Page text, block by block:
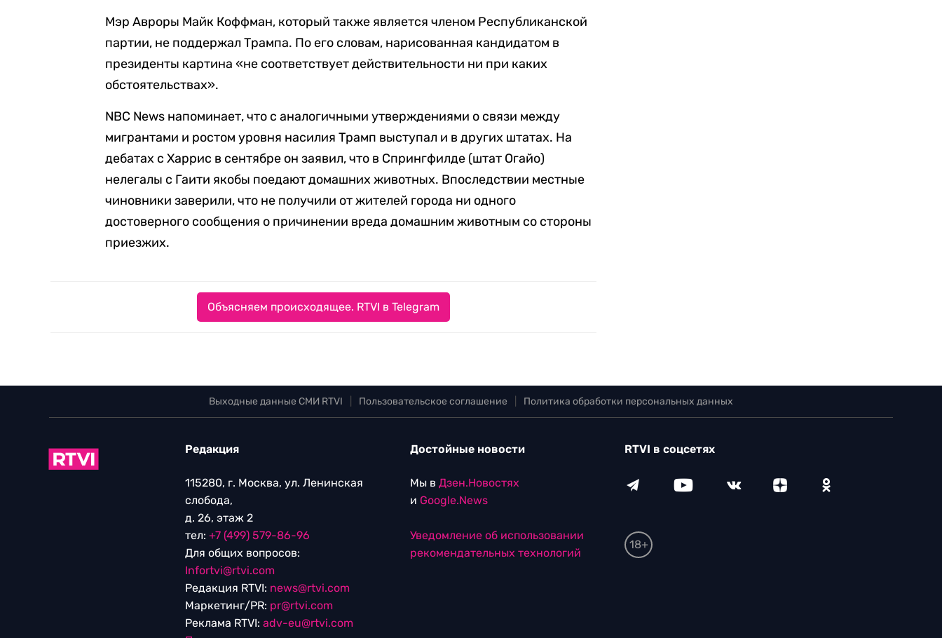
Мэр Авроры Майк Коффман, который также является членом Республиканской
партии, не поддержал Трампа. По его словам, нарисованная кандидатом в
президенты картина «не соответствует действительности ни при каких
обстоятельствах».
NBC News напоминает, что с аналогичными утверждениями о связи между
мигрантами и ростом уровня насилия Трамп выступал и в других штатах. На
дебатах с Харрис в сентябре он заявил, что в Спрингфилде (штат Огайо)
нелегалы с Гаити якобы поедают домашних животных. Впоследствии местные
чиновники заверили, что не получили от жителей города ни одного
достоверного сообщения о причинении вреда домашним животным со стороны
приезжих.
Объясняем происходящее. RTVI в Telegram
Выходные данные СМИ RTVI Пользовательское соглашение Политика обработки персональных данных
Редакция
115280, г. Москва, ул. Ленинская
слобода,
д. 26, этаж 2
тел: +7 (499) 579-86-96
Для общих вопросов:
Infortvi@rtvi.com
Редакция RTVI: news@rtvi.com
Маркетинг/PR: pr@rtvi.com
Реклама RTVI: adv-eu@rtvi.com
Достойные новости
Мы в Дзен.Новостях
и Google.News
Уведомление об использовании
рекомендательных технологий
RTVI в соцсетях
18+